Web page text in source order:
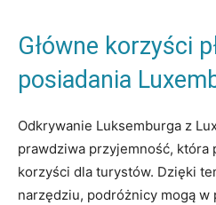
Główne korzyści
‌posiadania
Odkrywanie Luksemburga z
prawdziwa przyjemność,‌ która
korzyści dla ⁣turystów. Dzięki
narzędziu, podróżnicy mogą ⁤w